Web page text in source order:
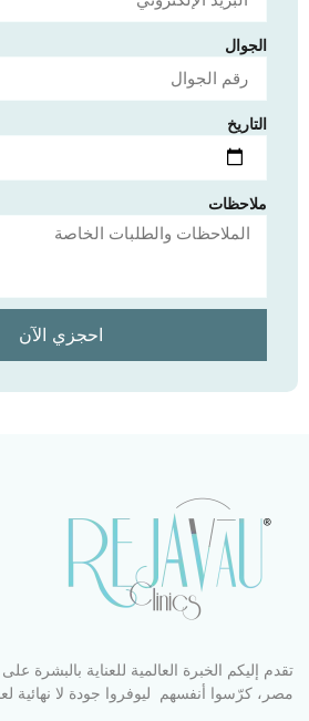
الجوال
التاريخ
ملاحظات
احجزي الآن
تقدم إليكم الخبرة العالمية للعناية بالبشرة
مصر، كرّسوا أنفسهم ليوفروا جودة لا نهائية